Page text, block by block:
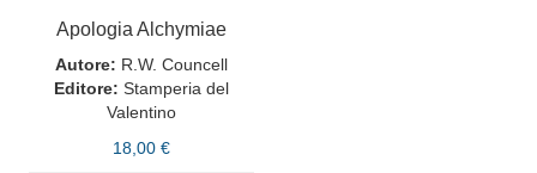
Apologia Alchymiae
Autore: R.W. Councell
Editore: Stamperia del
Valentino
18,00 €